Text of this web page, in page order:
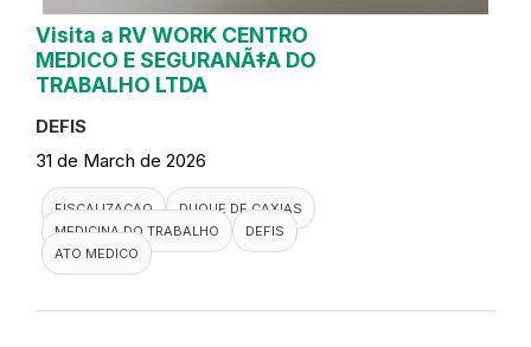
Visita a RV WORK CENTRO
MEDICO E SEGURANÃ‡A DO
TRABALHO LTDA
DEFIS
31 de March de 2026
FISCALIZACAO
DUQUE DE CAXIAS
MEDICINA DO TRABALHO
DEFIS
ATO MEDICO